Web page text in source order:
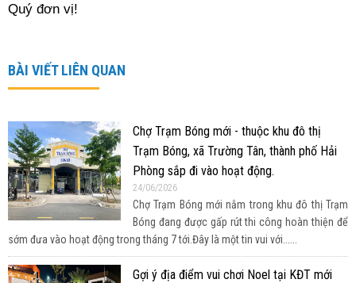
Quý đơn vị!
BÀI VIẾT LIÊN QUAN
Chợ Trạm Bóng mới - thuộc khu đô thị
Trạm Bóng, xã Trường Tân, thành phố Hải
Phòng sắp đi vào hoạt động.
24/06/2026
Chợ Trạm Bóng mới nằm trong khu đô thị Trạm
Bóng đang được gấp rút thi công hoàn thiện để
sớm đưa vào hoạt động trong tháng 7 tới.Đây là một tin vui với......
Gợi ý địa điểm vui chơi Noel tại KĐT mới